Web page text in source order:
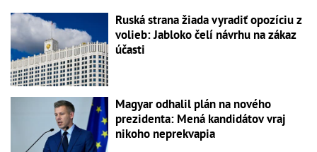
Ruská strana žiada vyradiť opozíciu z
volieb: Jabloko čelí návrhu na zákaz
účasti
Magyar odhalil plán na nového
prezidenta: Mená kandidátov vraj
nikoho neprekvapia